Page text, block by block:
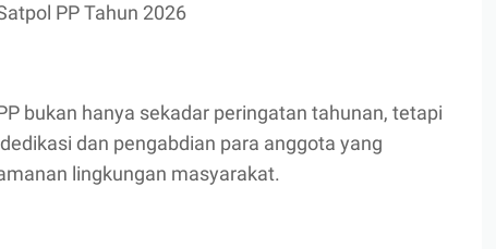
PP Tahun 2026
bukan hanya sekadar peringatan tahunan, tetapi
dan pengabdian para anggota yang
lingkungan masyarakat.